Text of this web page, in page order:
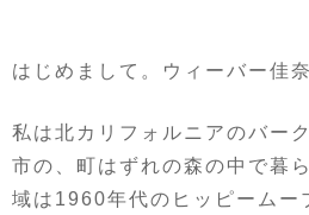
はじめまして。ウィーバー佳奈
私は北カリフォルニアのバー
市の、町はずれの森の中で暮
域は1960年代のヒッピームー